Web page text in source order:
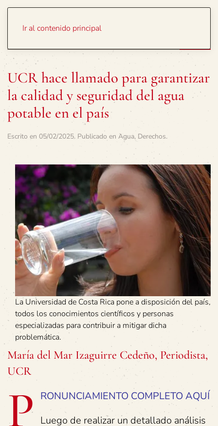
Ir al contenido principal
UCR hace llamado para garantizar
la calidad y seguridad del agua
potable en el país
Escrito en 05/02/2025. Publicado en Agua, Derechos.
La Universidad de Costa Rica pone a disposición del país,
todos los conocimientos científicos y personas
especializadas para contribuir a mitigar dicha
problemática.
María del Mar Izaguirre Cedeño, Periodista,
UCR
P RONUNCIAMIENTO COMPLETO AQUÍ
Luego de realizar un detallado análisis